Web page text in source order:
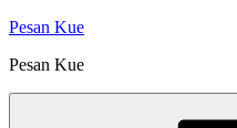
Skip
content
Pesan Kue
Pesan Kue